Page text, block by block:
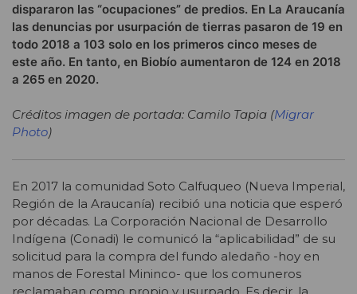
dispararon las “ocupaciones” de predios. En La Araucanía
las denuncias por usurpación de tierras pasaron de 19 en
todo 2018 a 103 solo en los primeros cinco meses de
este año. En tanto, en Biobío aumentaron de 124 en 2018
a 265 en 2020.
Créditos imagen de portada: Camilo Tapia (Migrar
Photo)
En 2017 la comunidad Soto Calfuqueo (Nueva Imperial,
Región de la Araucanía) recibió una noticia que esperó
por décadas. La Corporación Nacional de Desarrollo
Indígena (Conadi) le comunicó la “aplicabilidad” de su
solicitud para la compra del fundo aledaño -hoy en
manos de Forestal Mininco- que los comuneros